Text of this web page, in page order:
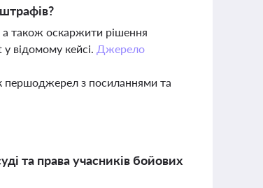
а також оскаржити рішення
відомому кейсі. Джерело
першоджерел з посиланнями та
та права учасників бойових